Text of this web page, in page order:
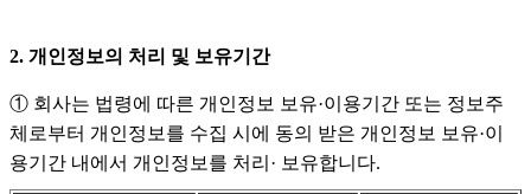
2. 개인정보의 처리 및 보유기간
① 회사는 법령에 따른 개인정보 보유·이용기간 또는 정보주
체로부터 개인정보를 수집 시에 동의 받은 개인정보 보유·이
용기간 내에서 개인정보를 처리· 보유합니다.